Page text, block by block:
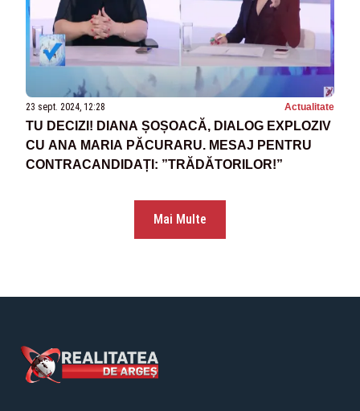
23 sept. 2024, 12:28 Actualitate
TU DECIZI! DIANA ȘOȘOACĂ, DIALOG EXPLOZIV
CU ANA MARIA PĂCURARU. MESAJ PENTRU
CONTRACANDIDAȚI: ”TRĂDĂTORILOR!”
Mai Multe